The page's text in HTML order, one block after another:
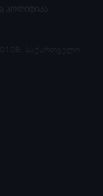
ᲞᲝᲚᲘᲢᲘᲙᲐ
საქართველო